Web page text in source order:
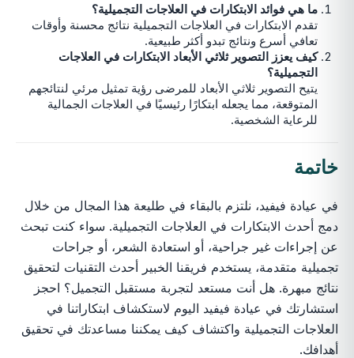
ما هي فوائد الابتكارات في العلاجات التجميلية؟
تقدم الابتكارات في العلاجات التجميلية نتائج محسنة وأوقات
تعافي أسرع ونتائج تبدو أكثر طبيعية.
كيف يعزز التصوير ثلاثي الأبعاد الابتكارات في العلاجات
التجميلية؟
يتيح التصوير ثلاثي الأبعاد للمرضى رؤية تمثيل مرئي لنتائجهم
المتوقعة، مما يجعله ابتكارًا رئيسيًا في العلاجات الجمالية
للرعاية الشخصية.
خاتمة
في عيادة فيفيد، نلتزم بالبقاء في طليعة هذا المجال من خلال
دمج أحدث الابتكارات في العلاجات التجميلية. سواء كنت تبحث
عن إجراءات غير جراحية، أو استعادة الشعر، أو جراحات
تجميلية متقدمة، يستخدم فريقنا الخبير أحدث التقنيات لتحقيق
نتائج مبهرة. هل أنت مستعد لتجربة مستقبل التجميل؟ احجز
استشارتك في عيادة فيفيد اليوم لاستكشاف ابتكاراتنا في
العلاجات التجميلية واكتشاف كيف يمكننا مساعدتك في تحقيق
أهدافك.